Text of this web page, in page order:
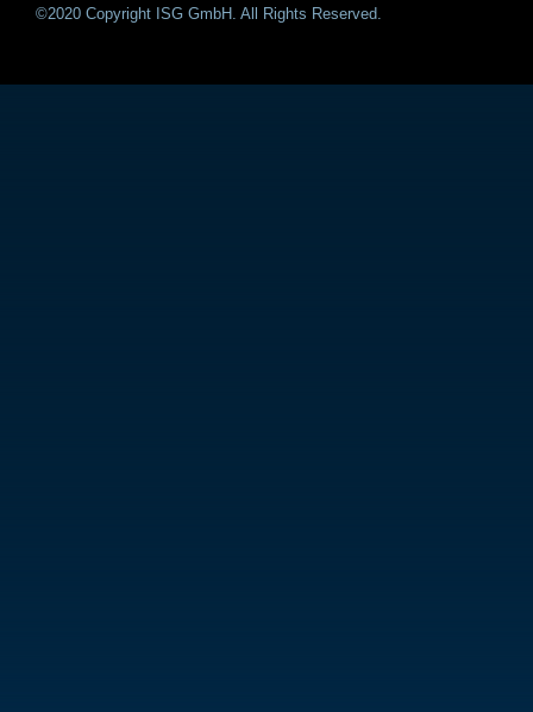
©2020 Copyright ISG GmbH. All Rights Reserved.